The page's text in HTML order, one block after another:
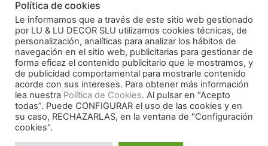
recibir
comunicaciones
comerciales.
Financiado por la Unión
Europea –
NextGenerationEU
© 2026 Decorluc. All
rights reserved.
Política de cookies
Le informamos que a través de este sitio web gestionado
por LU & LU DECOR SLU utilizamos cookies técnicas, de
personalización, analíticas para analizar los hábitos de
navegación en el sitio web, publicitarias para gestionar de
forma eficaz el contenido publicitario que le mostramos, y
de publicidad comportamental para mostrarle contenido
acorde con sus intereses. Para obtener más información
lea nuestra Política de Cookies. Al pulsar en “Acepto
todas”. Puede CONFIGURAR el uso de las cookies y en
su caso, RECHAZARLAS, en la ventana de "Configuración
cookies".